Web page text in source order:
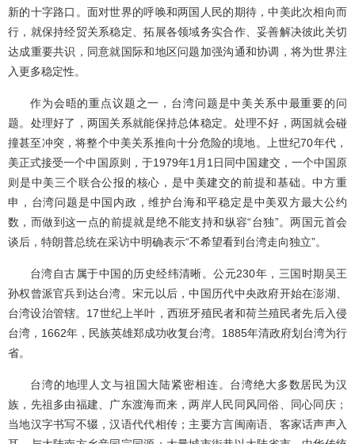
新的十字路口。面对世界的呼唤和两国人民的期待，中美此次相向而
行，就保持经贸关系稳定、拓展各领域务实合作、妥善解决彼此关切
达成重要共识，同意就国际和地区问题加强沟通和协调，将为世界注
入更多稳定性。
作为会晤的重点议题之一，台湾问题是中美关系中最重要的问
题。处理好了，两国关系就能保持总体稳定。处理不好，两国就会碰
撞甚至冲突，将整个中美关系推向十分危险的境地。上世纪70年代，
美正式接受一个中国原则，于1979年1月1日同中国建交，一个中国原
则是中美三个联合公报的核心，是中美建交的前提和基础。中方重
申，台湾问题是中国内政，维护台海和平稳定是中美双方最大公约
数，而做到这一点的前提就是绝不能支持和纵容“台独”。两国元首会
谈后，特朗普总统在采访中明确表示“不希望看到台湾走向独立”。
台湾自古属于中国的历史经纬清晰。公元230年，三国时期吴王
孙权曾派官兵到达台湾。宋元以后，中国历代中央政府开始在澎湖、
台湾设治管辖。17世纪上半叶，西班牙殖民者和荷兰殖民者先后入侵
台湾，1662年，民族英雄郑成功收复台湾。1885年清政府划台湾为行
省。
台湾的地理人文与祖国大陆紧密相连。台湾绝大多数居民为汉
族，先祖多由福建、广东渡海而来，两岸人民同风同俗、同心同庆；
当地汉字书写不辍，汉语代代相传；主要方言闽南语、客家话声声入